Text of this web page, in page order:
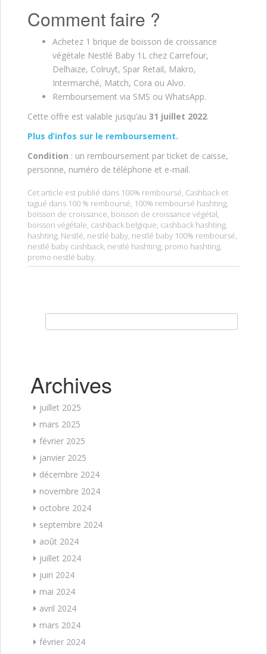
Comment faire ?
Achetez 1 brique de boisson de croissance
végétale Nestlé Baby 1L chez Carrefour,
Delhaize, Colruyt, Spar Retail, Makro,
Intermarché, Match, Cora ou Alvo.
Remboursement via SMS ou WhatsApp.
Cette offre est valable jusqu’au 31 juillet 2022.
Plus d’infos sur le remboursement.
Condition : un remboursement par ticket de caisse,
personne, numéro de téléphone et e-mail.
Cet article est publié dans 100% remboursé, Cashback et
tagué dans 100 % remboursé, 100% remboursé hashting,
boisson de croissance, boisson de croissance végétal,
boisson végétale, cashback belgique, cashback hashting,
hashting, Nestlé, nestlé baby, nestlé baby 100% remboursé,
nestlé baby cashback, nestlé hashting, promo hashting,
promo nestlé baby.
Archives
juillet 2025
mars 2025
février 2025
janvier 2025
décembre 2024
novembre 2024
octobre 2024
septembre 2024
août 2024
juillet 2024
juin 2024
mai 2024
avril 2024
mars 2024
février 2024